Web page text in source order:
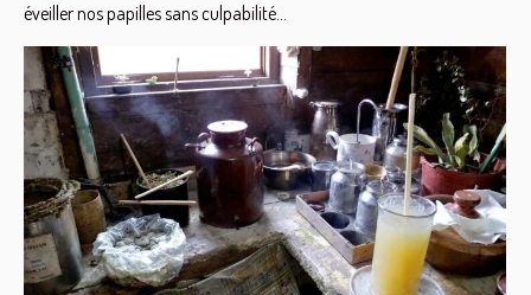
éveiller nos papilles sans culpabilité...